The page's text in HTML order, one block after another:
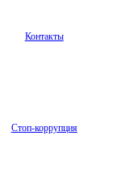
Контакты
Стоп-коррупция